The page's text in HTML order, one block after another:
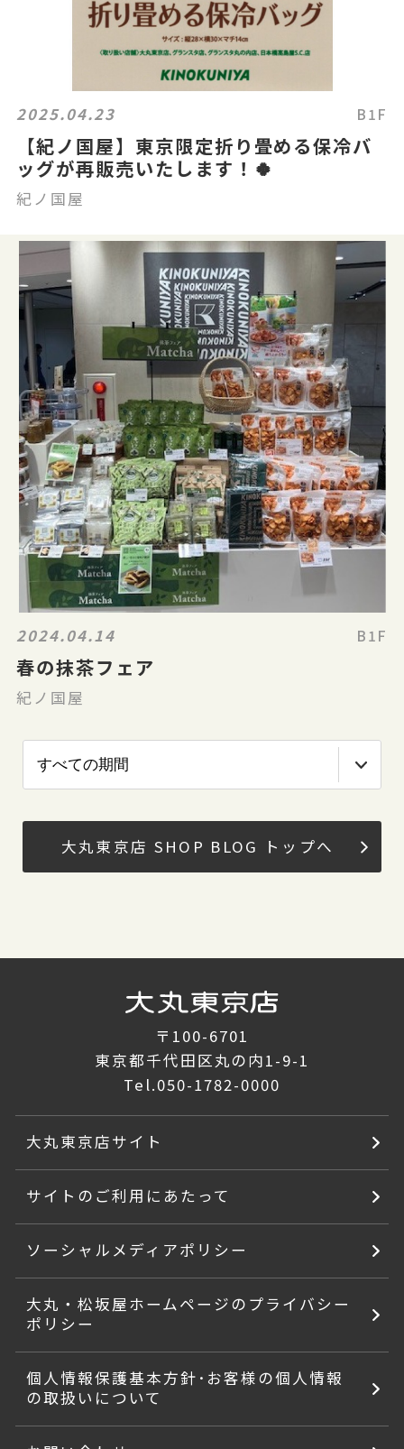
2025.04.23 B1F
【紀ノ国屋】東京限定折り畳める保冷バ
ッグが再販売いたします！🍀
紀ノ国屋
2024.04.14 B1F
春の抹茶フェア
紀ノ国屋
大丸東京店 SHOP BLOG トップへ
〒100-6701
東京都千代田区丸の内1-9-1
Tel.050-1782-0000
大丸東京店サイト
サイトのご利用にあたって
ソーシャルメディアポリシー
大丸・松坂屋ホームページのプライバシー
ポリシー
個人情報保護基本方針･お客様の個人情報
の取扱いについて